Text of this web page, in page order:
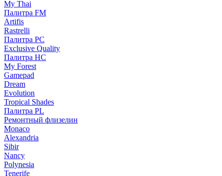
My Thai
Палитра FM
Artifis
Rastrelli
Палитра PC
Exclusive Quality
Палитра HС
My Forest
Gamepad
Dream
Evolution
Tropical Shades
Палитра PL
Ремонтный флизелин
Monaco
Alexandria
Sibir
Nancy
Polynesia
Tenerife